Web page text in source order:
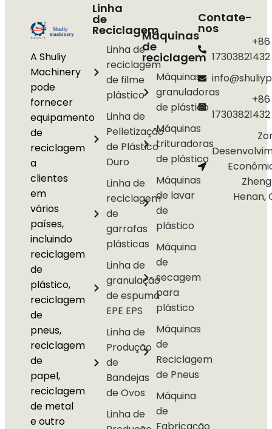
A Shuliy
Machinery
pode
fornecer
equipamento
de
reciclagem
a
clientes
em
vários
países,
incluindo
reciclagem
de
plástico,
reciclagem
de
pneus,
reciclagem
de
papel,
reciclagem
de metal
e outro
Linha
de
Reciclagem
Linha de
reciclagem
de filme
plástico
Linha de
Pelletização
de Plástico
Duro
Linha de
reciclagem
de
garrafas
plásticas
Linha de
granulação
de espuma
EPE EPS
Linha de
Produção
de
Bandejas
de Ovos
Linha de
Máquinas
de
reciclagem
Máquinas
granuladoras
de plástico
Máquinas
trituradoras
de plástico
Máquinas
de lavar
de
plástico
Máquina
de
secagem
para
plástico
Máquinas
de
Reciclagem
de Pneus
Máquina
de
Contate-
nos
+86
17303821432
+86
17303821432
Henan,